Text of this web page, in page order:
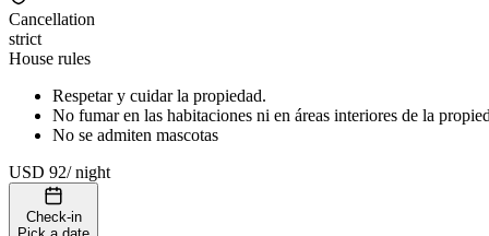
Cancellation
strict
House rules
Respetar y cuidar la propiedad.
No fumar en las habitaciones ni en áreas interiores de la
No se admiten mascotas
USD 92/night
Check-in